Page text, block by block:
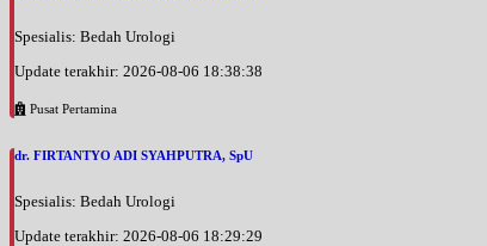
Spesialis: Bedah Urologi
Update terakhir: 2026-08-06 18:38:38
Pusat Pertamina
dr. FIRTANTYO ADI SYAHPUTRA, SpU
Spesialis: Bedah Urologi
Update terakhir: 2026-08-06 18:29:29